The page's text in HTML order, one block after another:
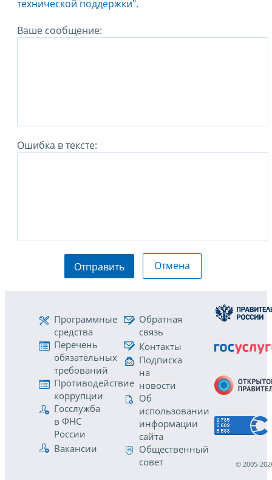
технической поддержки".
Ваше сообщение:
Ошибка в тексте:
Отправить Отмена
Программные
средства
Перечень
обязательных
требований
Противодействие
коррупции
Госслужба
в ФНС
России
Вакансии
Обратная
связь
Контакты
Подписка
на
новости
Об
использовании
информации
сайта
Общественный
совет
© 2005-